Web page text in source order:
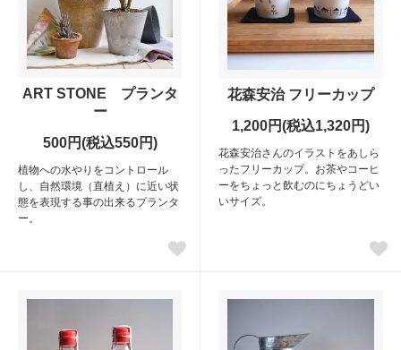
ART STONE プランタ
ー
500円(税込550円)
植物への水やりをコントロール
し、自然環境（直植え）に近い状
態を表現する事の出来るプランタ
ー。
花森安治 フリーカップ
1,200円(税込1,320円)
花森安治さんのイラストをあしら
ったフリーカップ。お茶やコーヒ
ーをちょっと飲むのにちょうどい
いサイズ。